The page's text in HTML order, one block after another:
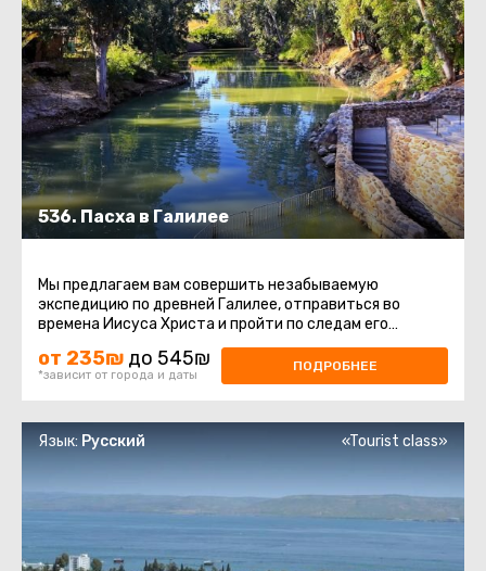
536. Пасха в Галилее
Мы предлагаем вам совершить незабываемую
экспедицию по древней Галилее, отправиться во
времена Иисуса Христа и пройти по следам его
детства и юности, окунуться в святые ...
от 235₪ до 545₪
*зависит от города и даты
ПОДРОБНЕЕ
Язык: Русский «Tourist class»